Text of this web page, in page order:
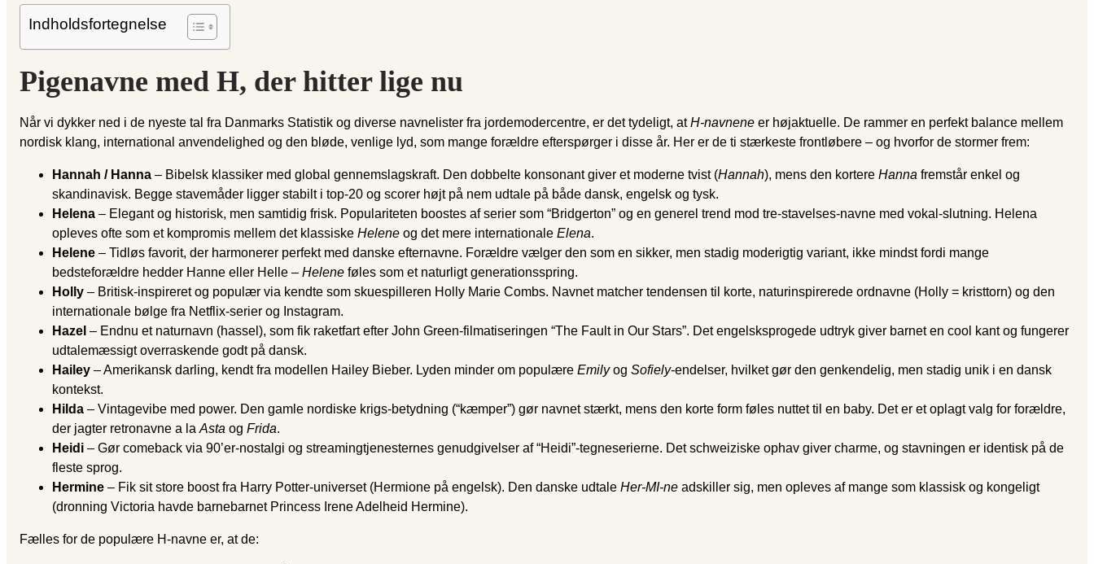
Indholdsfortegnelse
Pigenavne med H, der hitter lige nu
Når vi dykker ned i de nyeste tal fra Danmarks Statistik og diverse navnelister fra jordemodercentre, er det tydeligt, atH-navnene er højaktuelle. De rammer en perfekt balance mellem
nordisk klang, international anvendelighed og den bløde, venlige lyd, som mange forældre efterspørger i disse år. Her er de ti stærkeste frontløbere – og hvorfor de stormer frem:
Hannah / Hanna – Bibelsk klassiker med global gennemslagskraft. Den dobbelte konsonant giver et moderne tvist (Hannah), mens den kortere Hanna fremstår enkel og
skandinavisk. Begge stavemåder ligger stabilt i top-20 og scorer højt på nem udtale på både dansk, engelsk og tysk.
Helena – Elegant og historisk, men samtidig frisk. Populariteten boostes af serier som “Bridgerton” og en generel trend mod tre-stavel­ses-navne med vokal-slutning. Helena
opleves ofte som et kompromis mellem det klassiske Helene og det mere internationale Elena.
Helene – Tidløs favorit, der harmonerer perfekt med danske efternavne. Forældre vælger den som en sikker, men stadig moderigtig variant, ikke mindst fordi mange
bedsteforældre hedder Hanne eller Helle – Helene føles som et naturligt generationsspring.
Holly – Britisk‐inspireret og populær via kendte som skuespilleren Holly Marie Combs. Navnet matcher tendensen til korte, naturinspirerede ord­navne (Holly = kristtorn) og den
internationale bølge fra Netflix-serier og Instagram.
Hazel – Endnu et naturnavn (hassel), som fik raketfart efter John Green-filmatiseringen “The Fault in Our Stars”. Det engelsksprogede udtryk giver barnet en cool kant og fungerer
udtale­mæssigt overraskende godt på dansk.
Hailey – Amerikansk darling, kendt fra modellen Hailey Bieber. Lyden minder om populære Emilyog Sofiely-endelser, hvilket gør den genkendelig, men stadig unik i en dansk
kontekst.
Hilda – Vintagevibe med power. Den gamle nordiske krigs-betydning (“kæmper”) gør navnet stærkt, mens den korte form føles nuttet til en baby. Det er et oplagt valg for forældre,
der jagter retronavne a la Asta og Frida.
Heidi – Gør comeback via 90’er-nostalgi og streaming­tjenesternes genudgivelser af “Heidi”-tegneserierne. Det schweiziske ophav giver charme, og stavningen er identisk på de
fleste sprog.
Hermine – Fik sit store boost fra Harry Potter-universet (Hermione på engelsk). Den danske udtale Her-MI-ne adskiller sig, men opleves af mange som klassisk og kongeligt
(dronning Victoria havde barnebarnet Princess Irene Adelheid Hermine).
Fælles for de populære H-navne er, at de: